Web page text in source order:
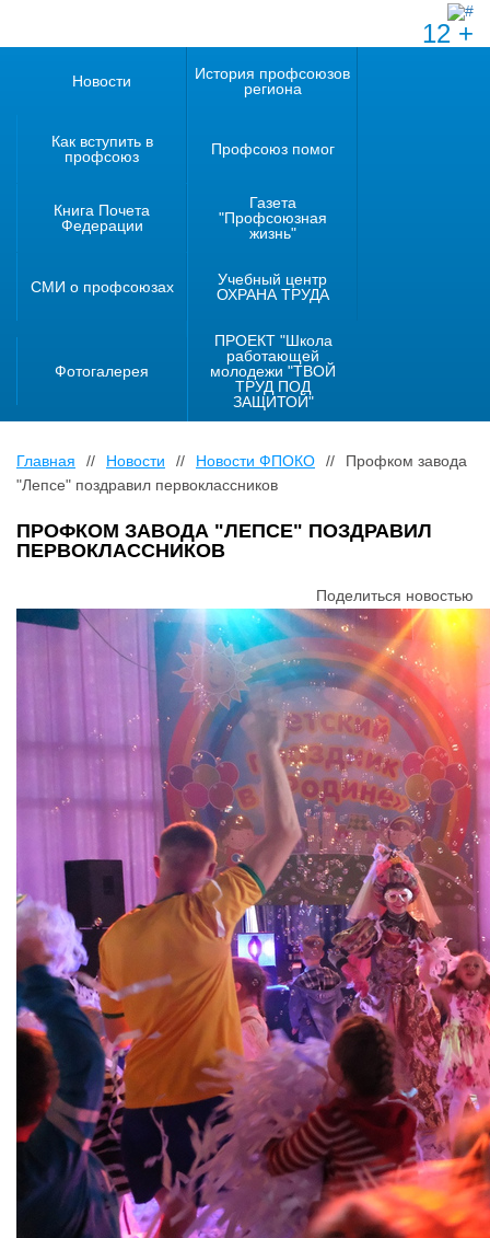
12 +
Новости
История профсоюзов
региона
Как вступить в
профсоюз
Профсоюз помог
Книга Почета
Федерации
Газета
"Профсоюзная
жизнь"
СМИ о профсоюзах
Учебный центр
ОХРАНА ТРУДА
Фотогалерея
ПРОЕКТ "Школа
работающей
молодежи "ТВОЙ
ТРУД ПОД
ЗАЩИТОЙ"
Главная // Новости // Новости ФПОКО //
Профком завода
"Лепсе" поздравил первоклассников
ПРОФКОМ ЗАВОДА "ЛЕПСЕ" ПОЗДРАВИЛ
ПЕРВОКЛАССНИКОВ
Поделиться новостью